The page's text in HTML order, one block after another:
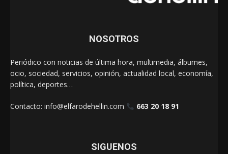
NOSOTROS
Periódico con noticias de última hora, multimedia, álbumes,
ocio, sociedad, servicios, opinión, actualidad local, economía,
política, deportes…
Contacto: info@elfarodehellin.com 663 20 18 91
SIGUENOS